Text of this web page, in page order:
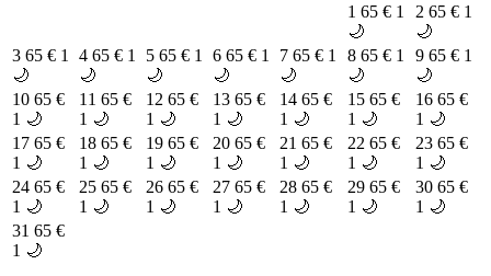
1 65 € 1
🌙
2 65 € 1
🌙
3 65 € 1
🌙
4 65 € 1
🌙
5 65 € 1
🌙
6 65 € 1
🌙
7 65 € 1
🌙
8 65 € 1
🌙
9 65 € 1
🌙
10 65 €
1 🌙
11 65 €
1 🌙
12 65 €
1 🌙
13 65 €
1 🌙
14 65 €
1 🌙
15 65 €
1 🌙
16 65 €
1 🌙
17 65 €
1 🌙
18 65 €
1 🌙
19 65 €
1 🌙
20 65 €
1 🌙
21 65 €
1 🌙
22 65 €
1 🌙
23 65 €
1 🌙
24 65 €
1 🌙
25 65 €
1 🌙
26 65 €
1 🌙
27 65 €
1 🌙
28 65 €
1 🌙
29 65 €
1 🌙
30 65 €
1 🌙
31 65 €
1 🌙